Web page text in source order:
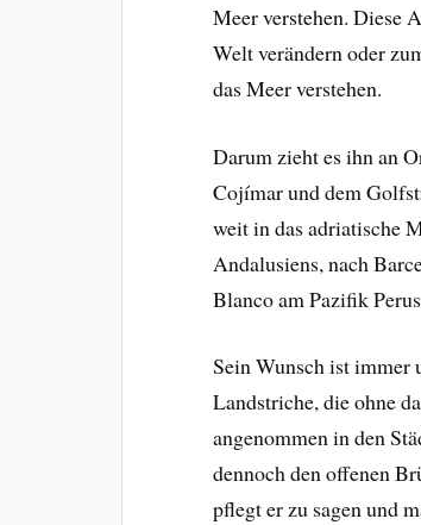
Meer verstehen. Diese
Welt verändern oder
das Meer verstehen.
Darum zieht es ihn an
Cojímar und dem
weit in das adriatische
Andalusiens, nach
Blanco am Pazifik
Sein Wunsch ist immer
Landstriche, die ohne
angenommen in den
dennoch den offenen
pflegt er zu sagen und